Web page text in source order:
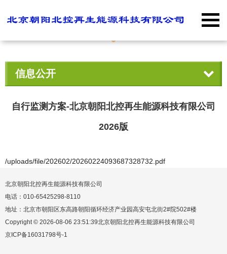
信息公开
自行监测方案-北京朝阳北控再生能源科技有限公司
2026版
/uploads/file/202602/20260224093687328732.pdf
北京朝阳北控再生能源科技有限公司
电话：010-65425298-8110
地址：北京市朝阳区东高路朝阳循环经济产业园高安屯北街2#院502#楼
Copyright © 2026-08-06 23:51:39北京朝阳北控再生能源科技有限公司
京ICP备16031798号-1